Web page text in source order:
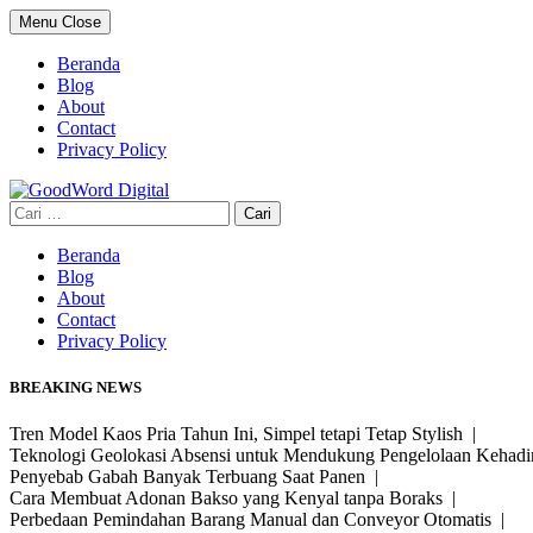
Skip
to
content
Menu Close
Beranda
Blog
About
Contact
Privacy Policy
Cari
untuk:
Beranda
Blog
About
Contact
Privacy Policy
BREAKING NEWS
Tren Model Kaos Pria Tahun Ini, Simpel tetapi Tetap Stylish |
Teknologi Geolokasi Absensi untuk Mendukung Pengelolaan
Penyebab Gabah Banyak Terbuang Saat Panen |
Cara Membuat Adonan Bakso yang Kenyal tanpa Boraks |
Perbedaan Pemindahan Barang Manual dan Conveyor Otomatis |